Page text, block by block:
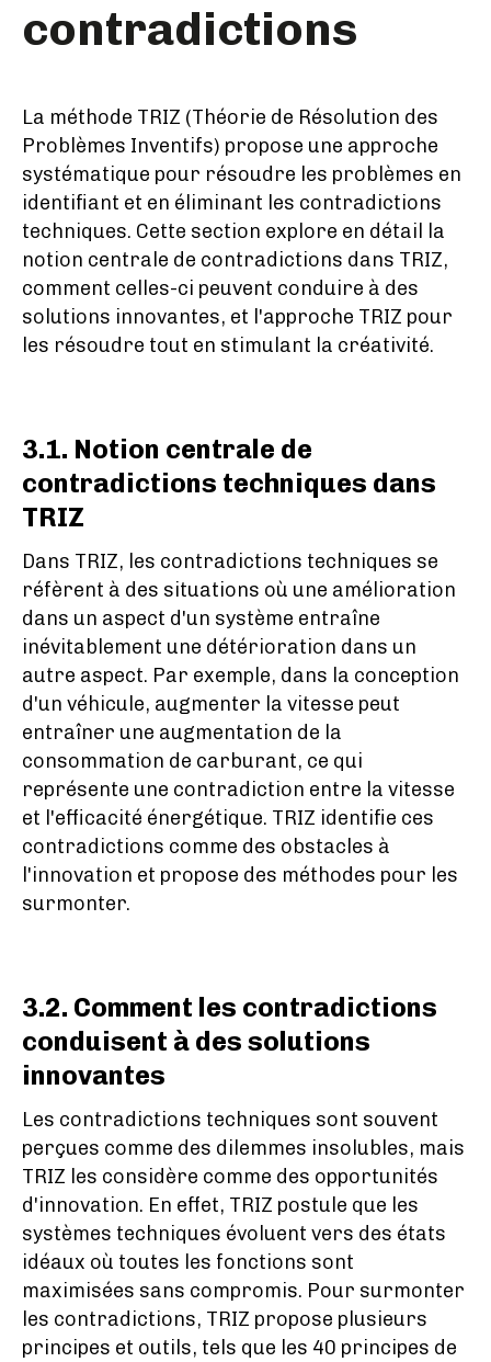
contradictions
La méthode TRIZ (Théorie de Résolution des
Problèmes Inventifs) propose une approche
systématique pour résoudre les problèmes en
identifiant et en éliminant les contradictions
techniques. Cette section explore en détail la
notion centrale de contradictions dans TRIZ,
comment celles-ci peuvent conduire à des
solutions innovantes, et l'approche TRIZ pour
les résoudre tout en stimulant la créativité.
3.1. Notion centrale de
contradictions techniques dans
TRIZ
Dans TRIZ, les contradictions techniques se
réfèrent à des situations où une amélioration
dans un aspect d'un système entraîne
inévitablement une détérioration dans un
autre aspect. Par exemple, dans la conception
d'un véhicule, augmenter la vitesse peut
entraîner une augmentation de la
consommation de carburant, ce qui
représente une contradiction entre la vitesse
et l'efficacité énergétique. TRIZ identifie ces
contradictions comme des obstacles à
l'innovation et propose des méthodes pour les
surmonter.
3.2. Comment les contradictions
conduisent à des solutions
innovantes
Les contradictions techniques sont souvent
perçues comme des dilemmes insolubles, mais
TRIZ les considère comme des opportunités
d'innovation. En effet, TRIZ postule que les
systèmes techniques évoluent vers des états
idéaux où toutes les fonctions sont
maximisées sans compromis. Pour surmonter
les contradictions, TRIZ propose plusieurs
principes et outils, tels que les 40 principes de